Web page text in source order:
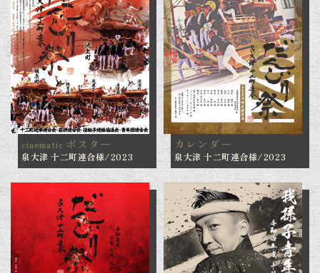
cinematic ポスター
泉大津 十二町連合様/2023
カレンダー
泉大津 十二町連合様/2023